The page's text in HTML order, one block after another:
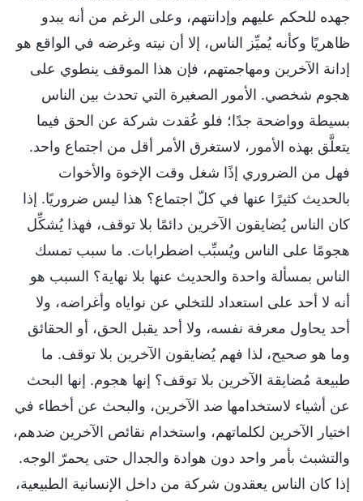
جهده للحكم عليهم وإدانتهم، وعلى الرغم من أنه يبدو
ظاهريًا وكأنه يُميِّز الناس، إلا أن نيته وغرضه في الواقع هو
إدانة الآخرين ومهاجمتهم، فإن هذا الموقف ينطوي على
هجوم شخصي. الأمور الصغيرة التي تحدث بين الناس
بسيطة وواضحة جدًا؛ فلو عُقدت شركة عن الحق فيما
يتعلَّق بهذه الأمور، لاستغرق الأمر أقل من اجتماع واحد.
فهل من الضروري إذًا شغل وقت الإخوة والأخوات
بالحديث كثيرًا عنها في كلّ اجتماع؟ هذا ليس ضروريًا. إذا
كان الناس يُضايقون الآخرين دائمًا بلا توقف، فهذا يُشكِّل
هجومًا على الناس ويُسبِّب اضطرابات. ما سبب تمسك
الناس بمسألة واحدة والحديث عنها بلا نهاية؟ السبب هو
أنه لا أحد على استعداد للتخلي عن نواياه وأغراضه، ولا
أحد يحاول معرفة نفسه، ولا أحد يقبل الحق، أو الحقائق
وما هو صحيح، لذا فهم يُضايقون الآخرين بلا توقف. ما
طبيعة مُضايقة الآخرين بلا توقف؟ إنها هجوم. إنها البحث
عن أشياء لاستخدامها ضد الآخرين، والبحث عن أخطاء في
اختيار الآخرين لكلماتهم، واستخدام نقائص الآخرين ضدهم،
والتشبث بأمر واحد دون هوادة والجدال حتى يحمرّ الوجه.
إذا كان الناس يعقدون شركة من داخل الإنسانية الطبيعية،